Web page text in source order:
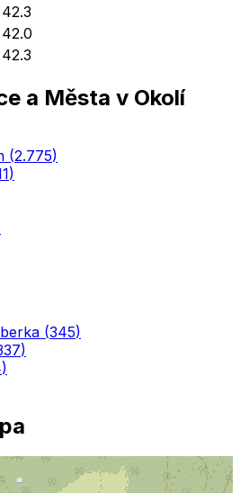
42.3
42.0
42.3
a Města v Okolí
(2.775)
)
(345)
)
)